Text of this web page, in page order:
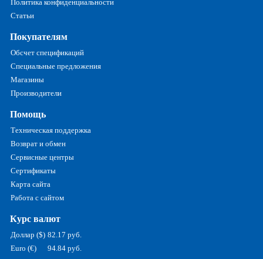
Политика конфиденциальности
Статьи
Покупателям
Обсчет спецификаций
Специальные предложения
Магазины
Производители
Помощь
Техническая поддержка
Возврат и обмен
Сервисные центры
Сертификаты
Карта сайта
Работа с сайтом
Курс валют
Доллар ($) 82.17 руб.
Euro (€)
94.84 руб.